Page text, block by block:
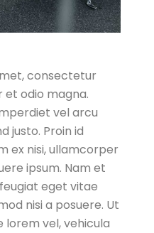
consectetur
et odio magna.
vel arcu
justo. Proin id
ex nisi, ullamcorper
ipsum. Nam et
eget vitae
nisi a posuere. Ut
lorem vel, vehicula